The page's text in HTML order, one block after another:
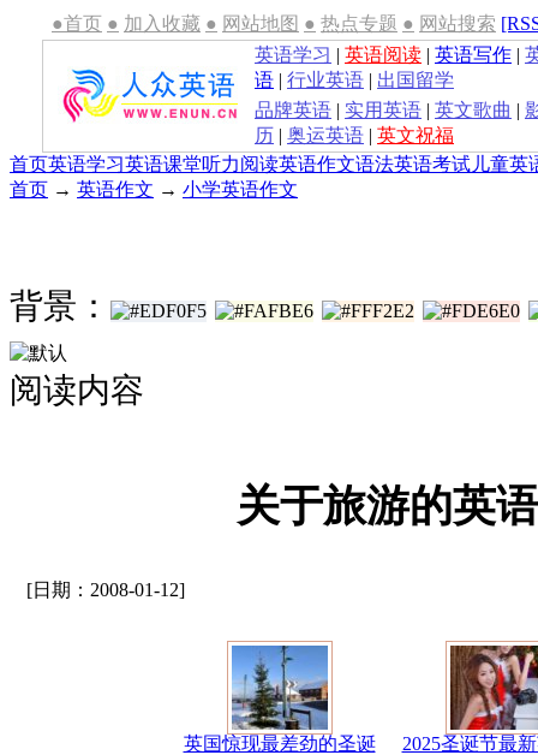
●首页 ● 加入收藏 ● 网站地图 ● 热点专题 ● 网站搜索
英语学习 | 英语阅读 | 英语写作 |
语 | 行业英语 | 出国留学
品牌英语 | 实用英语 | 英文歌曲 |
历 | 奥运英语 | 英文祝福
首页英语学习英语课堂听力阅读英语作文语法英语考试 儿童英
首页 → 英语作文 → 小学英语作文
背景：
阅读内容
关于旅游的英
[日期：2008-01-12]
英国惊现最差劲的圣诞 2025圣诞节最